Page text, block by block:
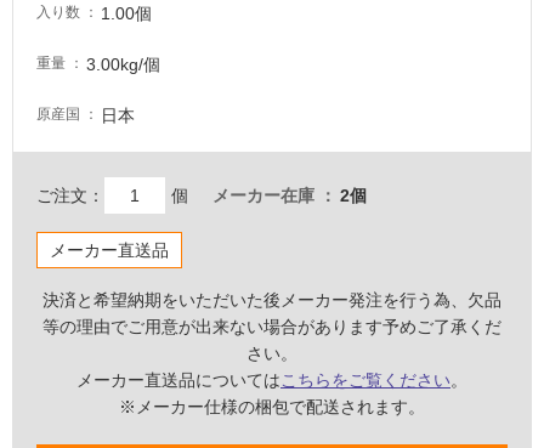
入り数 1.00個
重量 3.00kg/個
原産国 日本
ご注文： 個 メーカー在庫 2個
メーカー直送品
決済と希望納期をいただいた後メーカー発注を行う為、欠品
等の理由でご用意が出来ない場合があります予めご了承くだ
さい。
メーカー直送品についてはこちらをご覧ください。
※メーカー仕様の梱包で配送されます。
適
て
る
適
し
て
い
る
が
注
が
必